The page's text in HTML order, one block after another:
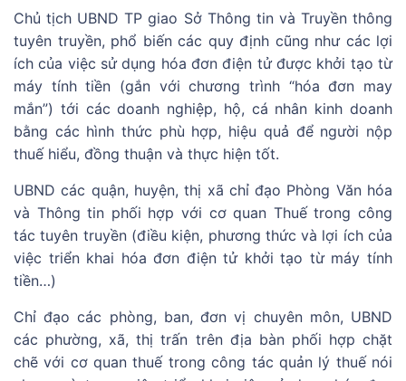
Chủ tịch UBND TP giao Sở Thông tin và Truyền thông
tuyên truyền, phổ biến các quy định cũng như các lợi
ích của việc sử dụng hóa đơn điện tử được khởi tạo từ
máy tính tiền (gắn với chương trình “hóa đơn may
mắn”) tới các doanh nghiệp, hộ, cá nhân kinh doanh
bằng các hình thức phù hợp, hiệu quả để người nộp
thuế hiểu, đồng thuận và thực hiện tốt.
UBND các quận, huyện, thị xã chỉ đạo Phòng Văn hóa
và Thông tin phối hợp với cơ quan Thuế trong công
tác tuyên truyền (điều kiện, phương thức và lợi ích của
việc triển khai hóa đơn điện tử khởi tạo từ máy tính
tiền…)
Chỉ đạo các phòng, ban, đơn vị chuyên môn, UBND
các phường, xã, thị trấn trên địa bàn phối hợp chặt
chẽ với cơ quan thuế trong công tác quản lý thuế nói